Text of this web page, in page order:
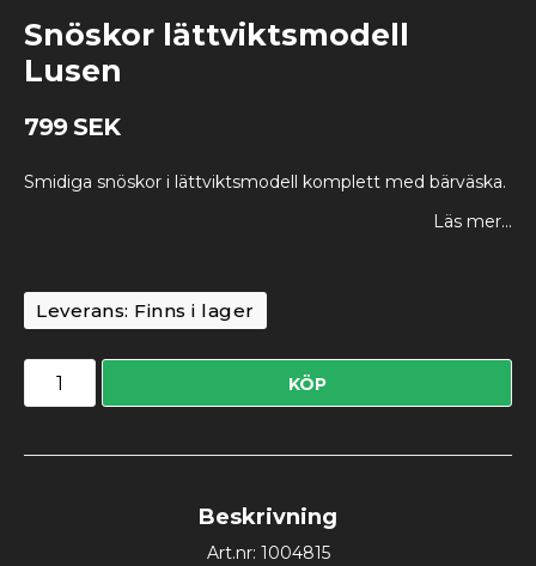
Snöskor lättviktsmodell
Lusen
799 SEK
Smidiga snöskor i lättviktsmodell komplett med bärväska.
Läs mer...
Leverans: Finns i lager
KÖP
Beskrivning
Art.nr: 1004815